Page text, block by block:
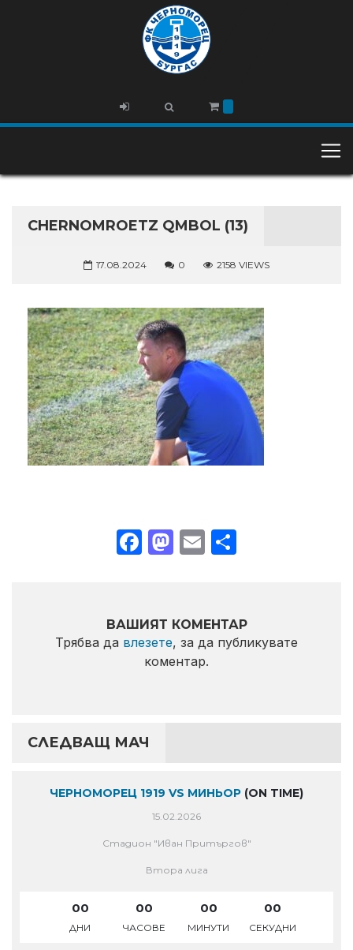
CHERNOMROETZ QMBOL (13)
17.08.2024 0 2158 VIEWS
Facebook
Mastodon
Email
ВАШИЯТ КОМЕНТАР
Трябва да влезете, за да публикувате
коментар.
СЛЕДВАЩ МАЧ
ЧЕРНОМОРЕЦ 1919 VS МИНЬОР (ON TIME)
15.02.2026
Стадион "Иван Притъргов"
Втора лига
00
ДНИ
00
ЧАСОВЕ
00
МИНУТИ
00
СЕКУДНИ